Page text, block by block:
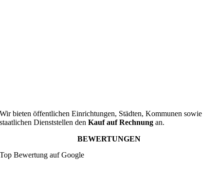
Wir bieten öffentlichen Einrichtungen, Städten, Kommunen sowie
staatlichen Dienststellen denKauf auf Rechnung an.
BEWERTUNGEN
Top Bewertung auf Google